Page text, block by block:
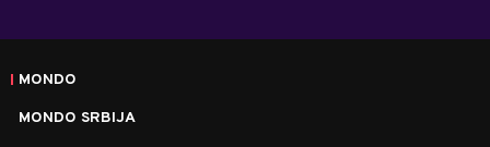
MONDO
MONDO SRBIJA